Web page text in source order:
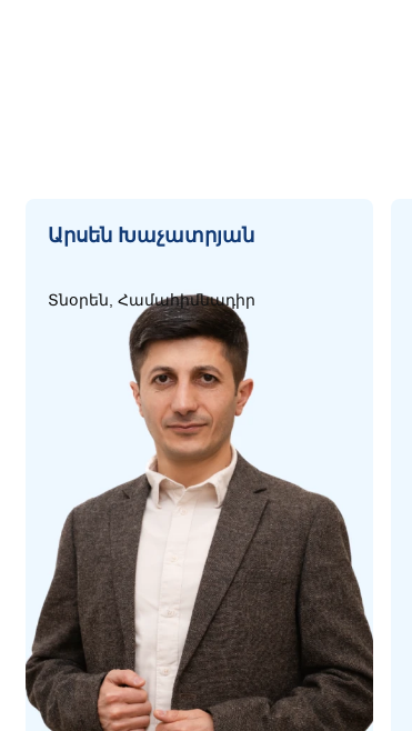
Արսեն Խաչատրյան
Տնօրեն, Համահիմնադիր